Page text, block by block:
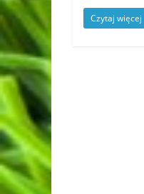
Czytaj więcej